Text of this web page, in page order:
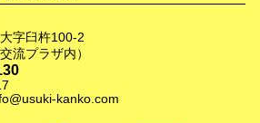
字臼杵100-2
流プラザ内）
kanko.com